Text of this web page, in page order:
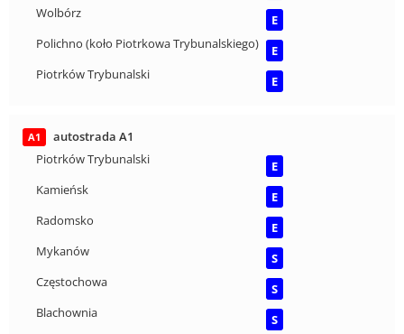
Wolbórz
E
Polichno (koło Piotrkowa Trybunalskiego)
E
Piotrków Trybunalski
E
A1
autostrada A1
Piotrków Trybunalski
E
Kamieńsk
E
Radomsko
E
Mykanów
S
Częstochowa
S
Blachownia
S